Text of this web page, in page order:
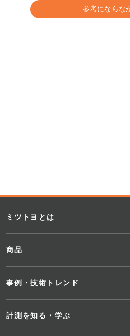
参考にならな
ミツトヨとは
商品
事例・技術トレンド
計測を知る・学ぶ